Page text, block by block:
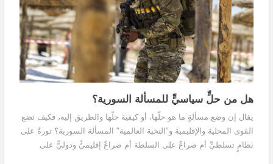
هل من حلٍّ سياسيٍّ للمسألة السورية؟
يقال إن وضع مسألةٍ ما هو حلّها، أو كيفية حلّها والطريق إليه، فكيف تضع
القوى المحلية والإقليمية و"النخبة العالمية" المسألة السورية؟ ثورةٌ على
نظامٍ تسلطيٍّ أم صراعٌ على السلطة أم صراعٌ إقليميٌّ ودوليٌّ على